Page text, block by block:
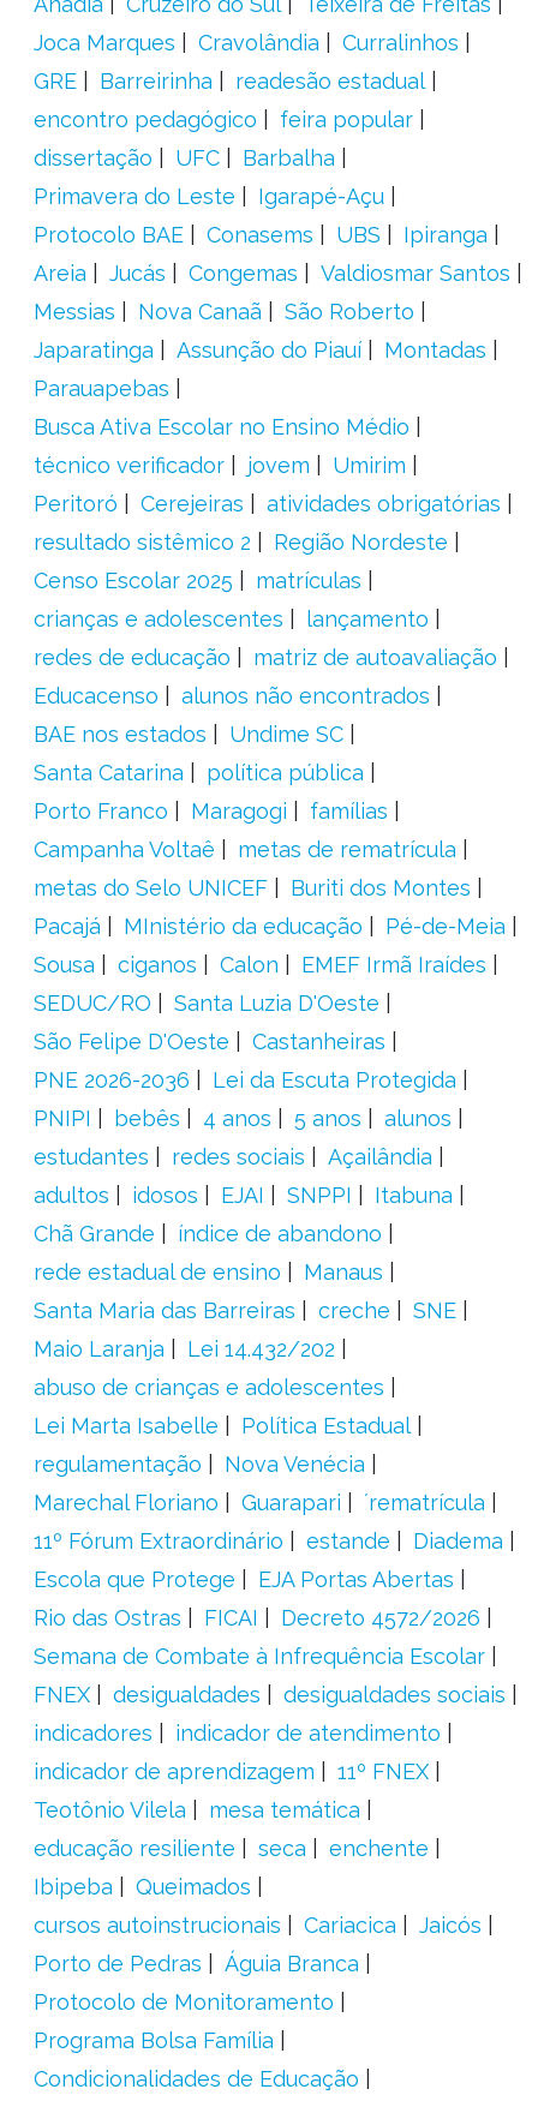
Joca Marques
Cravolândia
Curralinhos
GRE
Barreirinha
readesão estadual
encontro pedagógico
feira popular
dissertação
UFC
Barbalha
Primavera do Leste
Igarapé-Açu
Protocolo BAE
Conasems UBS
Ipiranga
Areia
Jucás Congemas
Valdiosmar Santos
Messias
Nova Canaã
São Roberto
Japaratinga
Assunção do Piauí
Montadas
Parauapebas
Busca Ativa Escolar no Ensino Médio
técnico verificador
jovem
Umirim
Peritoró
Cerejeiras
atividades obrigatórias
resultado sistêmico 2
Região Nordeste
Censo Escolar 2025
matrículas
crianças e adolescentes
lançamento
redes de educação
matriz de autoavaliação
Educacenso
alunos não encontrados
BAE nos estados
Undime SC
Santa Catarina
política pública
Porto Franco
Maragogi
famílias
Campanha Voltaê
metas de rematrícula
metas do Selo UNICEF
Buriti dos Montes
Pacajá
MInistério da educação
Pé-de-Meia
Sousa
ciganos Calon
EMEF Irmã Iraídes
SEDUC/RO
Santa Luzia D'Oeste
São Felipe D'Oeste
Castanheiras
PNE 2026-2036
Lei da Escuta Protegida
PNIPI
bebês 4 anos 5 anos
alunos
estudantes
redes sociais
Açailândia
adultos
idosos EJAI SNPPI
Itabuna
Chã Grande
índice de abandono
rede estadual de ensino
Manaus
Santa Maria das Barreiras
creche
SNE
Maio Laranja
Lei 14.432/202
abuso de crianças e adolescentes
Lei Marta Isabelle
Política Estadual
regulamentação
Nova Venécia
Marechal Floriano
Guarapari
´rematrícula
11º Fórum Extraordinário
estande
Diadema
Escola que Protege
EJA Portas Abertas
Rio das Ostras
FICAI
Decreto 4572/2026
Semana de Combate à Infrequência Escolar
FNEX
desigualdades
desigualdades sociais
indicadores
indicador de atendimento
indicador de aprendizagem
11º FNEX
Teotônio Vilela
mesa temática
educação resiliente
seca
enchente
Ibipeba
Queimados
cursos autoinstrucionais
Cariacica
Jaicós
Porto de Pedras
Águia Branca
Protocolo de Monitoramento
Programa Bolsa Família
Condicionalidades de Educação